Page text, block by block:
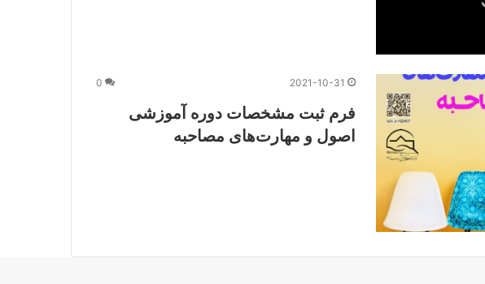
2021-10-31
0
فرم ثبت مشخصات دوره آموزشی
اصول و مهارت‌های مصاحبه